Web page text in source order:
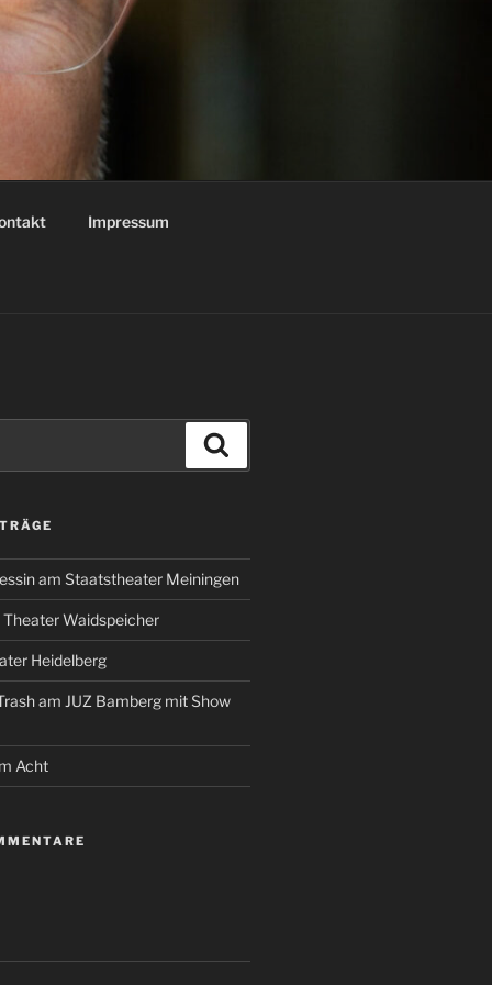
Impressum
am Staatstheater Meiningen
Waidspeicher
Heidelberg
am JUZ Bamberg mit Show
Acht